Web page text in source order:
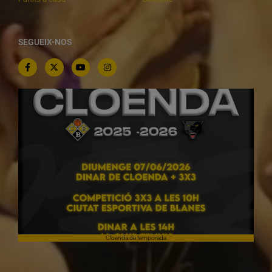
SEGUEIX-NOS
Cloenda de temporada